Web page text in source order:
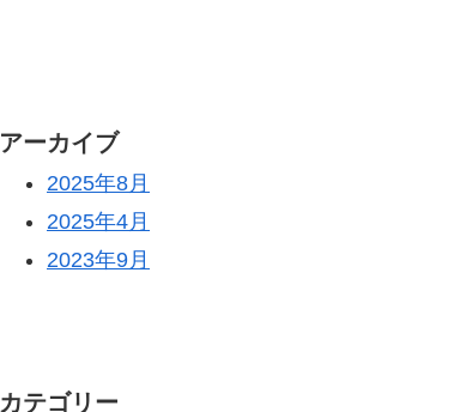
アーカイブ
2025年8月
2025年4月
2023年9月
カテゴリー